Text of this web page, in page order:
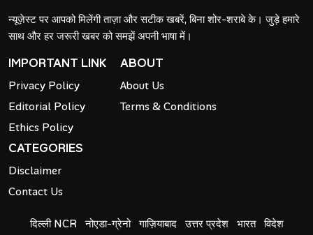
न्यूज़ेस्ट पर आपको मिलेंगी ताज़ा और सटीक खबरें, बिना शोर-शराबे के। जुड़े हमारे
साथ और हर जरूरी खबर को समझें अपनी भाषा में।
IMPORTANT LINK
Privacy Policy
Editorial Policy
Ethics Policy
ABOUT
About Us
Terms & Conditions
CATEGORIES
Disclaimer
Contact Us
दिल्ली NCR नोएडा-ग्रेनो गाज़ियाबाद उत्तर प्रदेश भारत विदेश